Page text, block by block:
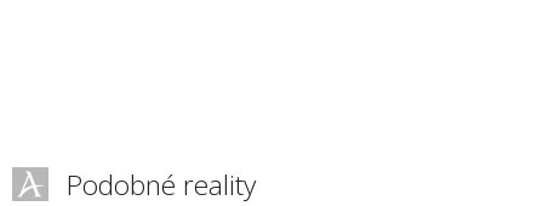
Podobné reality